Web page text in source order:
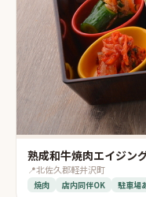
熟成和牛焼肉エイジン
📍北佐久郡軽井沢町
焼肉 店内同伴OK 駐車場